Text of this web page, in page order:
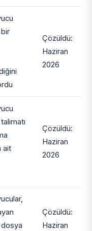
bir
Çözüldü:
Haziran
2026
talimatı
ait
Çözüldü:
Haziran
2026
Çözüldü:
Haziran